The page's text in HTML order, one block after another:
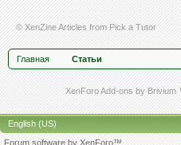
© XenZineArticlesfromPick a Tutor
Главная Статьи
XenForo Add-ons by
English (US)
Forum software by XenForo™